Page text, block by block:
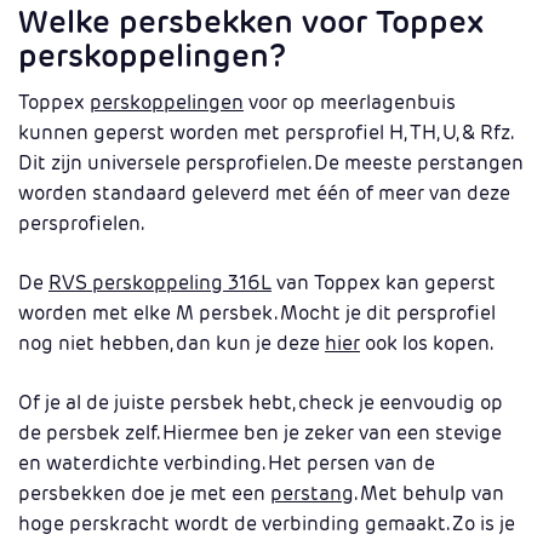
Welke persbekken voor Toppex
perskoppelingen?
Toppex perskoppelingen voor op meerlagenbuis
kunnen geperst worden met persprofiel H, TH, U, & Rfz.
Dit zijn universele persprofielen. De meeste perstangen
worden standaard geleverd met één of meer van deze
persprofielen.
De RVS perskoppeling 316Lvan Toppex kan geperst
worden met elke M persbek. Mocht je dit persprofiel
nog niet hebben, dan kun je deze hier ook los kopen.
Of je al de juiste persbek hebt, check je eenvoudig op
de persbek zelf. Hiermee ben je zeker van een stevige
en waterdichte verbinding. Het persen van de
persbekken doe je met een perstang. Met behulp van
hoge perskracht wordt de verbinding gemaakt. Zo is je